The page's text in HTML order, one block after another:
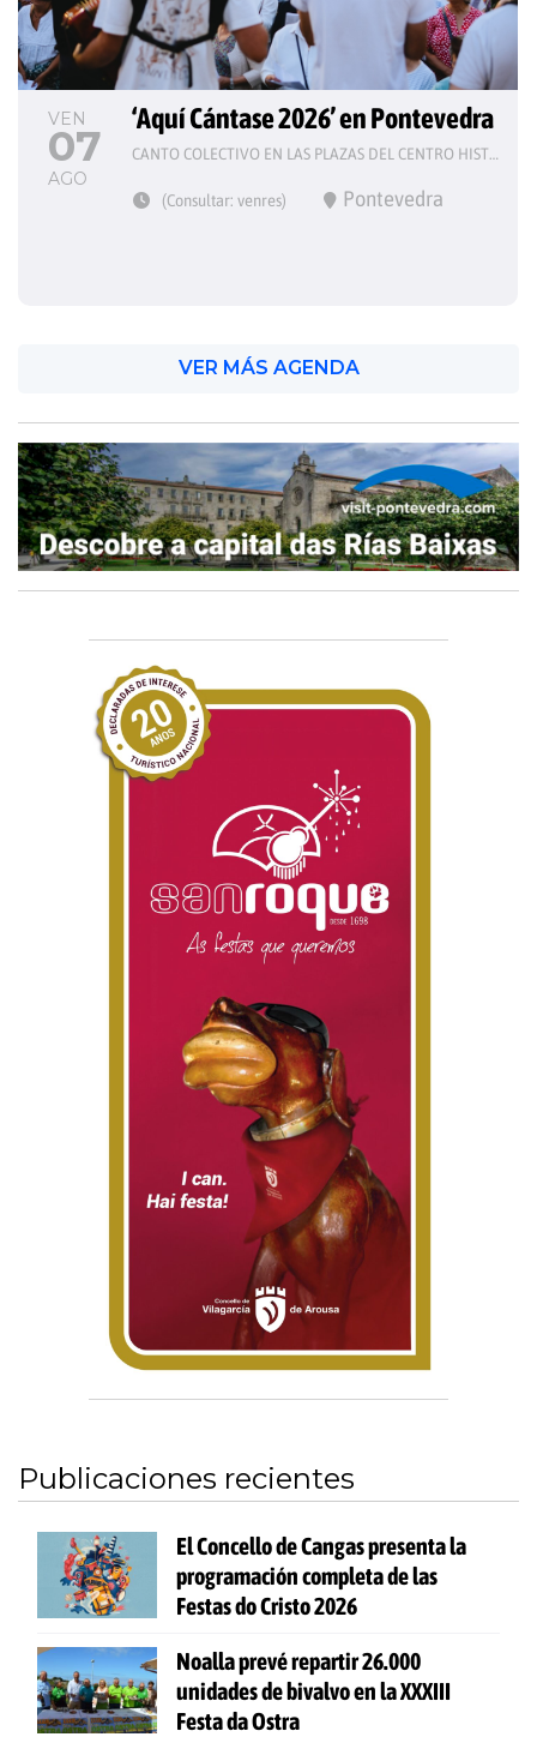
VEN
07
AGO
‘Aquí Cántase 2026’ en Pontevedra
CANTO COLECTIVO EN LAS PLAZAS DEL CENTRO HISTÓRICO
(Consultar: venres) Pontevedra
VER MÁS AGENDA
Publicaciones recientes
El Concello de Cangas presenta la
programación completa de las
Festas do Cristo 2026
Noalla prevé repartir 26.000
unidades de bivalvo en la XXXIII
Festa da Ostra